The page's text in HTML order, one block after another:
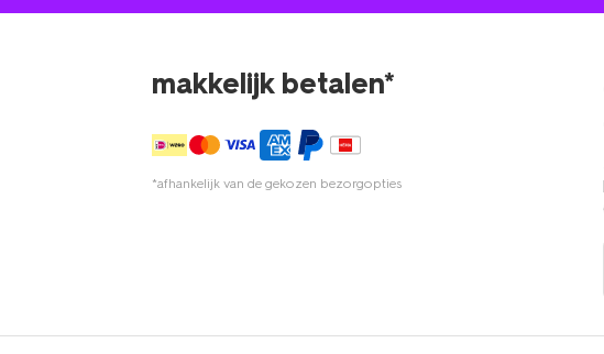
makkelijk betalen*
*afhankelijk van de gekozen bezorgopties